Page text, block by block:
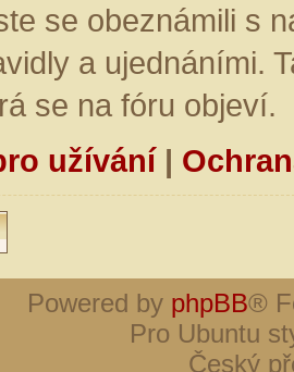
se obeznámili s
a ujednáními.
se na fóru objeví.
užívání|
Powered by phpBB®
Pro Ubuntu
Český